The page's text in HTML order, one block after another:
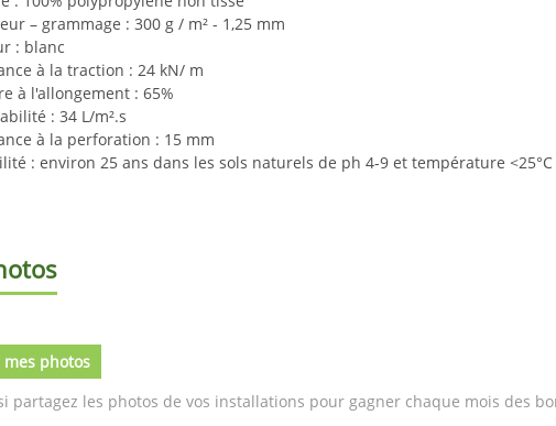
– grammage : 300 g / m² - 1,25 mm
: blanc
à la traction : 24 kN/ m
à l'allongement : 65%
: 34 L/m².s
à la perforation : 15 mm
: environ 25 ans dans les sols naturels de ph 4-9 et température <25°C
mes photos
partagez les photos de vos installations pour gagner chaque mois des